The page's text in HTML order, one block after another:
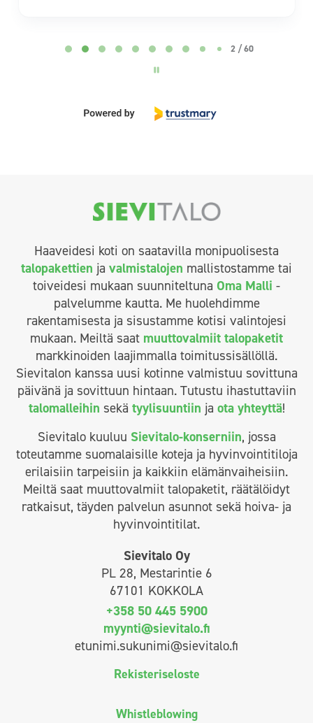
2 / 60
Haaveidesi koti on saatavilla monipuolisesta
talopakettien ja valmistalojen mallistostamme tai
toiveidesi mukaan suunniteltuna Oma Malli -
palvelumme kautta. Me huolehdimme
rakentamisesta ja sisustamme kotisi valintojesi
mukaan. Meiltä saat muuttovalmiit talopaketit
markkinoiden laajimmalla toimitussisällöllä.
Sievitalon kanssa uusi kotinne valmistuu sovittuna
päivänä ja sovittuun hintaan. Tutustu ihastuttaviin
talomalleihin sekä tyylisuuntiin ja ota yhteyttä!
Sievitalo kuuluu Sievitalo-konserniin, jossa
toteutamme suomalaisille koteja ja hyvinvointitiloja
erilaisiin tarpeisiin ja kaikkiin elämänvaiheisiin.
Meiltä saat muuttovalmiit talopaketit, räätälöidyt
ratkaisut, täyden palvelun asunnot sekä hoiva- ja
hyvinvointitilat.
Sievitalo Oy
PL 28, Mestarintie 6
67101 KOKKOLA
+358 50 445 5900
myynti@sievitalo.fi
etunimi.sukunimi@sievitalo.fi
Rekisteriseloste
Whistleblowing